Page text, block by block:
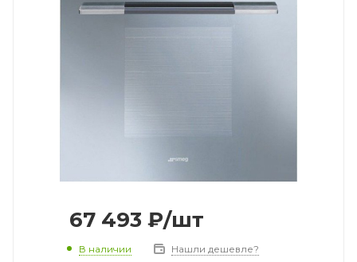
67 493 ₽/шт
В наличии Нашли дешевле?